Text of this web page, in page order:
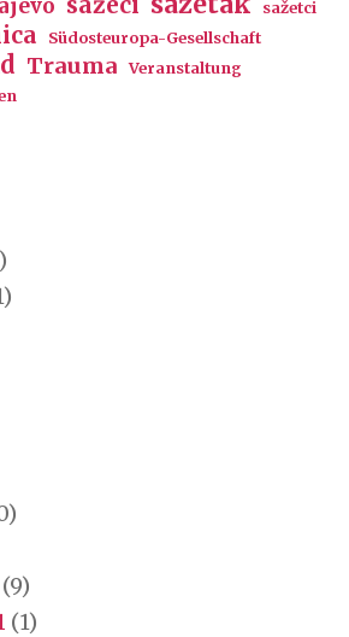
sažetci
Südosteuropa-Gesellschaft
Trauma Veranstaltung
(9)
(1)